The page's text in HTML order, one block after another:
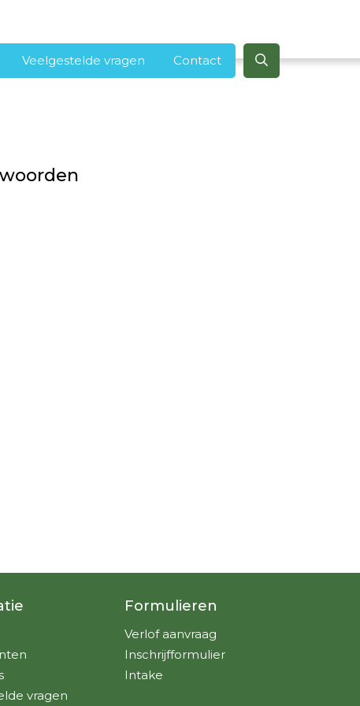
Veelgestelde vragen Contact
vragen
Formulieren
Verlof aanvraag
Inschrijfformulier
Intake